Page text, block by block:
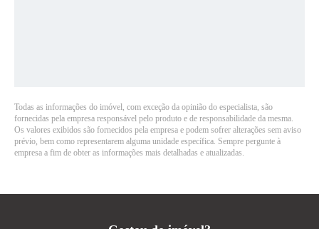
Todas as informações do imóvel, com exceção da opinião do especialista, são
fornecidas pela empresa responsável pelo produto e de responsabilidade da mesma.
Os valores exibidos são fornecidos pela empresa e podem sofrer alterações sem aviso
prévio, bem como representarem alguma unidade específica. Sempre pergunte à
empresa a fim de obter as informações mais detalhadas e atualizadas.